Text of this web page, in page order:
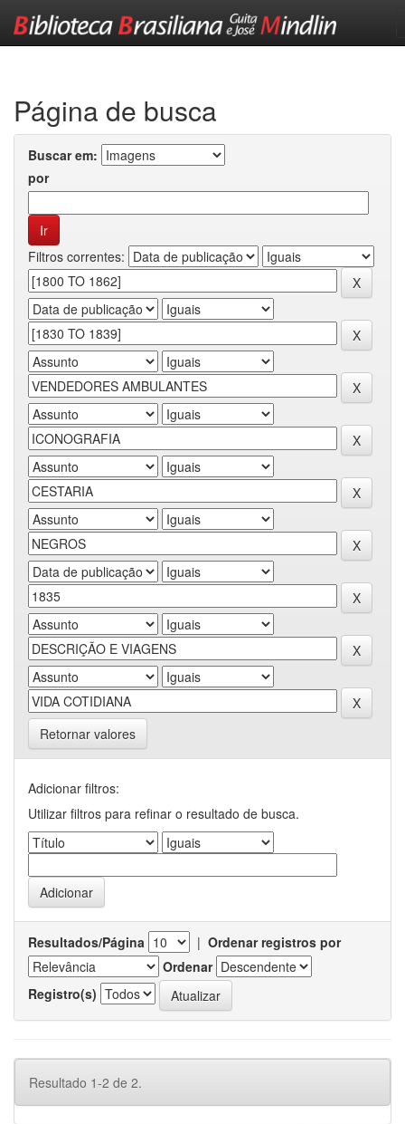
Página de busca
Buscar em:
por
Filtros correntes:
Retornar valores
Adicionar filtros:
Utilizar filtros para refinar o resultado de busca.
Resultados/Página | Ordenar registros por
Ordenar
Registro(s)
Resultado 1-2 de 2.